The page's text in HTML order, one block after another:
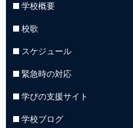
学校概要
校歌
スケジュール
緊急時の対応
学びの支援サイト
学校ブログ